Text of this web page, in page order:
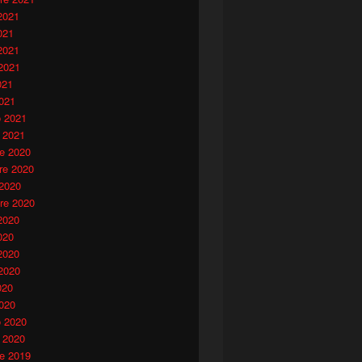
e menzogna
2021
2020
2020
2020
2020
2019